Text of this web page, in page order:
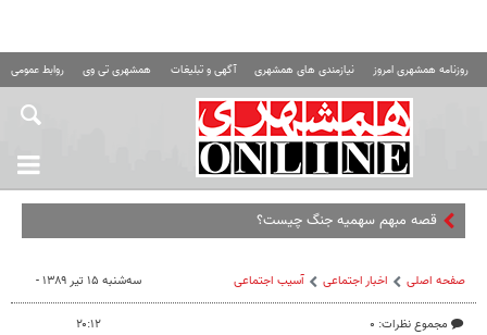
روزنامه همشهری امروز نیازمندی های همشهری آگهی و تبلیغات همشهری تی وی روابط عمومی
قصه مبهم سهمیه جنگ چیست؟
صفحه اصلی اخبار اجتماعی آسیب اجتماعی
مجموع نظرات: ۰
سه‌شنبه ۱۵ تیر ۱۳۸۹ -
۲۰:۱۲